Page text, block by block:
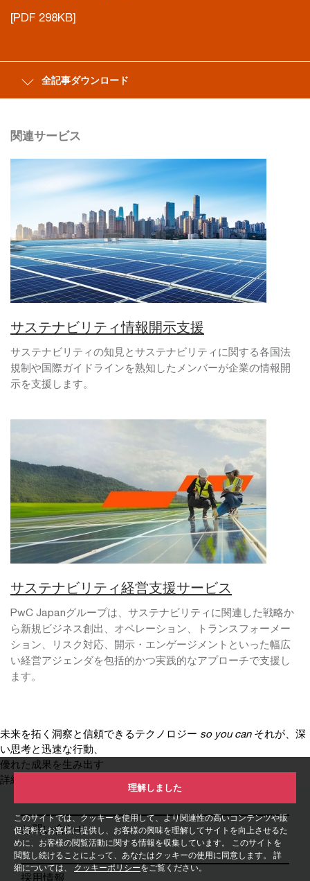
このサイトでは、クッキーを使用して、より関連性の高いコンテンツや販
促資料をお客様に提供し、お客様の興味を理解してサイトを向上させるた
めに、お客様の閲覧活動に関する情報を収集しています。 このサイトを
閲覧し続けることによって、あなたはクッキーの使用に同意します。 詳
細については、クッキーポリシーをご覧ください。
理解しました
[PDF 298KB]
全記事ダウンロード
関連サービス
サステナビリティ情報開示支援
サステナビリティの知見とサステナビリティに関する各国法
規制や国際ガイドラインを熟知したメンバーが企業の情報開
示を支援します。
サステナビリティ経営支援サービス
PwC Japanグループは、サステナビリティに関連した戦略か
ら新規ビジネス創出、オペレーション、トランスフォーメー
ション、リスク対応、開示・エンゲージメントといった幅広
い経営アジェンダを包括的かつ実践的なアプローチで支援し
ます。
未来を拓く洞察と信頼できるテクノロジー so you can それが、深
い思考と迅速な行動、
優れた成果を生み出す
詳細はこちら
お問い合わせ
採用情報